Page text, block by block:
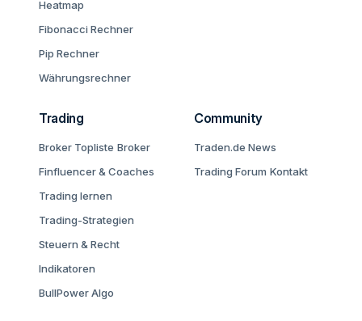
Heatmap
Fibonacci Rechner
Pip Rechner
Währungsrechner
Trading
Broker Topliste Broker
Finfluencer & Coaches
Trading lernen
Trading-Strategien
Steuern & Recht
Indikatoren
BullPower Algo
Community
Traden.de News
Trading Forum Kontakt